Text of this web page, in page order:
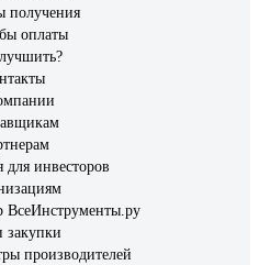
получения
оплаты
инвесторов
ВсеИнструменты.ру
производителей